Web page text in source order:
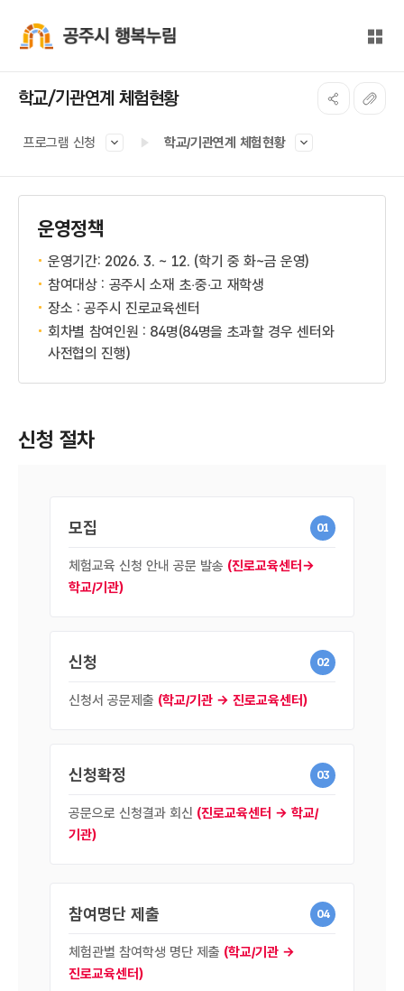
전체
학교/기관연계 체험현황
프로그램 신청 학교/기관연계 체험현황
운영정책
운영기간: 2026. 3. ~ 12. (학기 중 화~금 운영)
참여대상 : 공주시 소재 초‧중‧고 재학생
장소 : 공주시 진로교육센터
회차별 참여인원 : 84명(84명을 초과할 경우 센터와
사전협의 진행)
신청 절차
01
모집
체험교육 신청 안내 공문 발송 (진로교육센터→
학교/기관)
02
신청
신청서 공문제출 (학교/기관 → 진로교육센터)
03
신청확정
공문으로 신청결과 회신 (진로교육센터 → 학교/
기관)
04
참여명단 제출
체험관별 참여학생 명단 제출 (학교/기관 →
진로교육센터)